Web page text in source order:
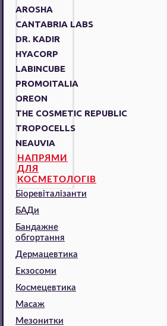
AROSHA
CANTABRIA LABS
DR. KADIR
HYACORP
LABINCUBE
PROMOITALIA
OREON
THE COSMETIC REPUBLIC
TROPOCELLS
NEAUVIA
НАПРЯМИ
ДЛЯ
КОСМЕТОЛОГІВ
Біоревіталізанти
БАДи
Бандажне
обгортання
Дермацевтика
Екзосоми
Космецевтика
Масаж
Мезонитки